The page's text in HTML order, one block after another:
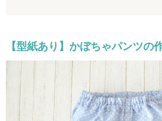
【型紙あり】かぼちゃパンツの